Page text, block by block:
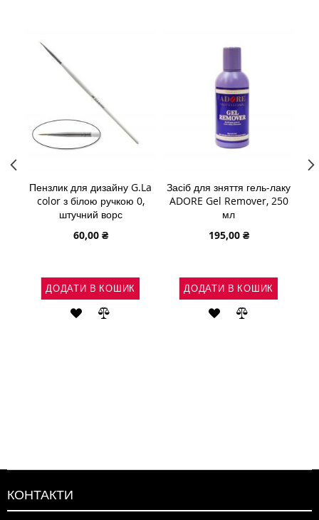
Пензлик для дизайну G.La
color з білою ручкою 0,
штучний ворс
60,00 ₴
ДОДАТИ В КОШИК
ДОДАТИ
Засіб для зняття гель-лаку
ADORE Gel Remover, 250
мл
195,00 ₴
ДОДАТИ В КОШИК
ДОДАТИ
КОНТАКТИ